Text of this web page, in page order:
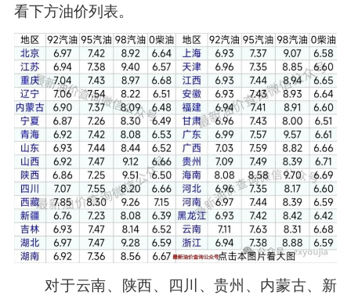
看下方油价列表。
对于云南、陕西、四川、贵州、内蒙古、新